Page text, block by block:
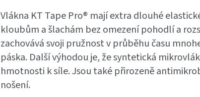
Vlákna KT Tape Pro® mají extra dlouhé
kloubům a šlachám bez omezení pohodlí a
zachovává svoji pružnost v průběhu času
páska. Další výhodou je, že syntetická
hmotnosti k síle. Jsou také přirozeně
nošení.